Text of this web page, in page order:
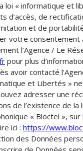
loi « informatique et
d’accès, de
et de
votre consentement
l’Agence / Le
pour plus
avoir contacté
et Libertés »
adresser une
de l’existence de
« Bloctel », sur
ici : https://
des Données